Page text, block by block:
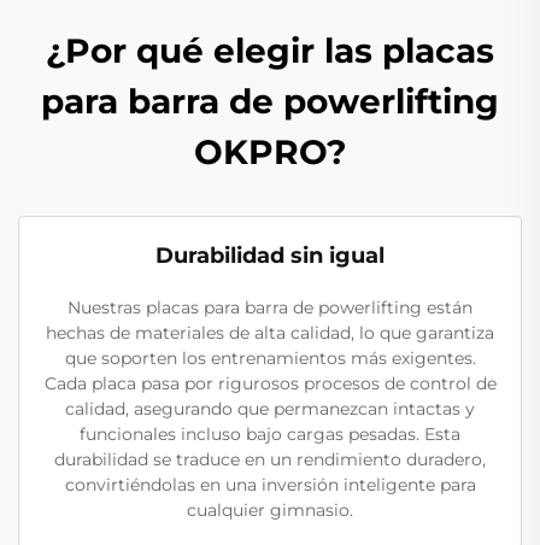
¿Por qué elegir las placas
para barra de powerlifting
OKPRO?
Durabilidad sin igual
Nuestras placas para barra de powerlifting están
hechas de materiales de alta calidad, lo que garantiza
que soporten los entrenamientos más exigentes.
Cada placa pasa por rigurosos procesos de control de
calidad, asegurando que permanezcan intactas y
funcionales incluso bajo cargas pesadas. Esta
durabilidad se traduce en un rendimiento duradero,
convirtiéndolas en una inversión inteligente para
cualquier gimnasio.